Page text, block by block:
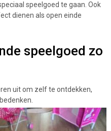
speelgoed te gaan. Ook
dienen als open einde
speelgoed zo
uit om zelf te ontdekken,